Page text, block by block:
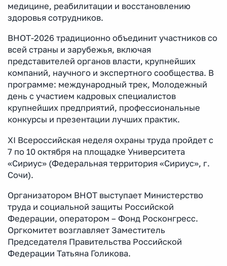
медицине, реабилитации и восстановлению
здоровья сотрудников.
ВНОТ-2026 традиционно объединит участников со
всей страны и зарубежья, включая
представителей органов власти, крупнейших
компаний, научного и экспертного сообщества. В
программе: международный трек, Молодежный
день с участием кадровых специалистов
крупнейших предприятий, профессиональные
конкурсы и презентации лучших практик.
XI Всероссийская неделя охраны труда пройдет с
7 по 10 октября на площадке Университета
«Сириус» (Федеральная территория «Сириус», г.
Сочи).
Организатором ВНОТ выступает Министерство
труда и социальной защиты Российской
Федерации, оператором – Фонд Росконгресс.
Оргкомитет возглавляет Заместитель
Председателя Правительства Российской
Федерации Татьяна Голикова.